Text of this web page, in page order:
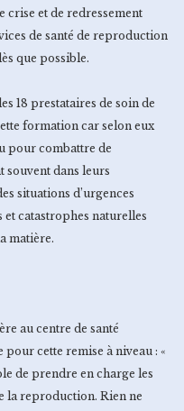
crise et de redressement
de santé de reproduction
que possible.
18 prestataires de soin de
formation car selon eux
pour combattre de
souvent dans leurs
situations d’urgences
et catastrophes naturelles
matière.
au centre de santé
cette remise à niveau : «
de prendre en charge les
la reproduction. Rien ne